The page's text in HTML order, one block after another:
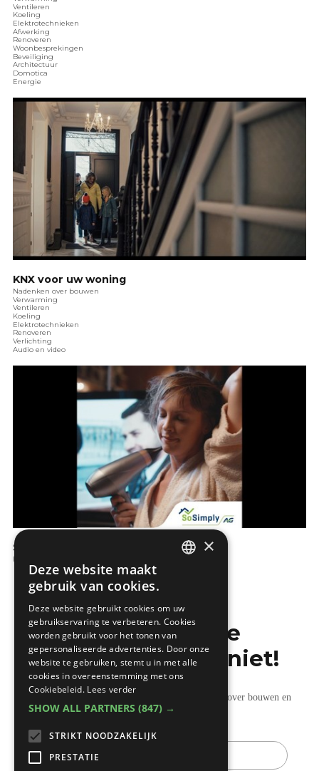
Ventileren
Koeling
Elektrotechnieken
Afwerking
Renoveren
Woonbesprekingen
Beveiliging
Architectuur
Domotica
Energie
KNX voor uw woning
Nadenken over bouwen
Verwarming
Ventileren
Koeling
Elektrotechnieken
Renoveren
Verlichting
Audio en video
SoSimply - Elektriciteit
Elektrotechnieken
Mis de laatste
bouwnieuwtjes niet!
Ontvang onze wekelijkse updates vol nuttige tips over bouwen en
verbouwen.
E-
mail
×
Deze website maakt
gebruik van cookies.
Deze website gebruikt cookies om uw
gebruikservaring te verbeteren. Cookies
worden gebruikt voor het tonen van
gepersonaliseerde advertenties. Door onze
website te gebruiken, stemt u in met alle
cookies in overeenstemming met ons
Cookiebeleid. Lees verder
SHOW ALL PARTNERS (847) →
STRIKT NOODZAKELIJK
PRESTATIE